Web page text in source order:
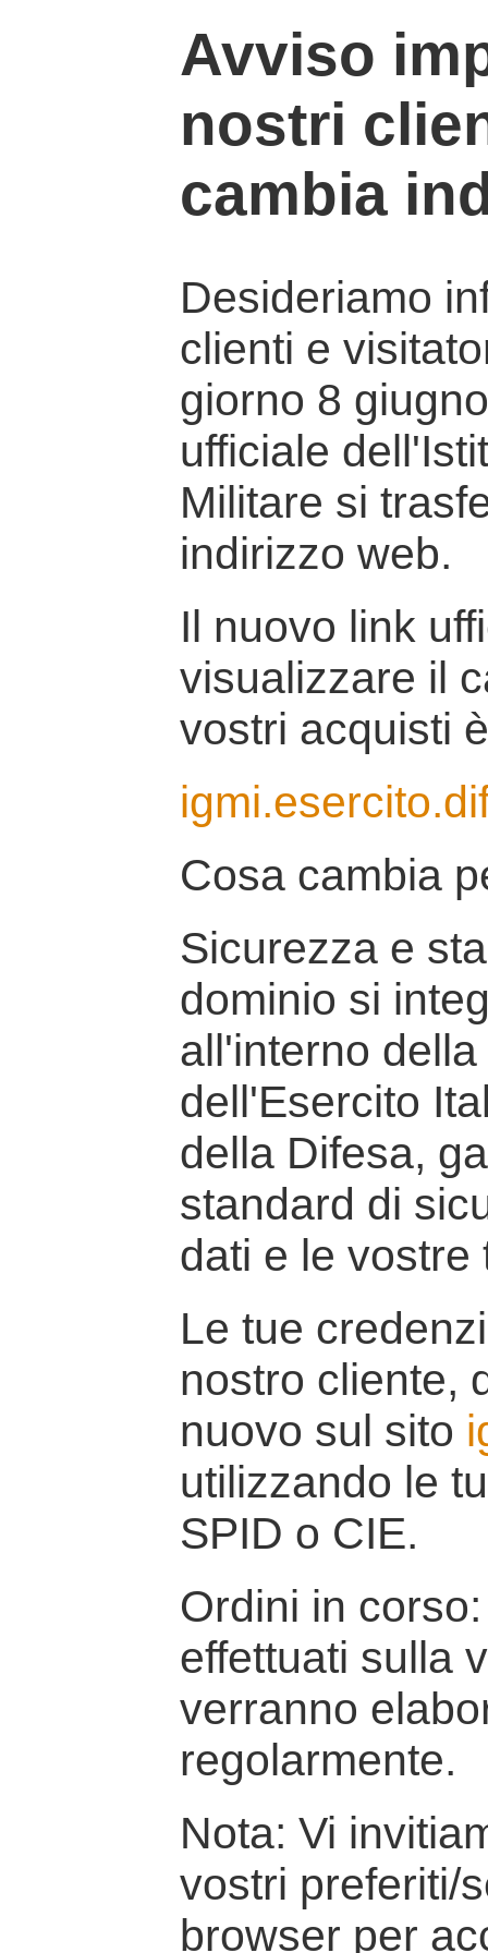
Avviso
nostri
cambia
Desideriamo
clienti e
giorno 8
ufficiale
Militare si
indirizzo web.
Il nuovo link
visualizzare il
vostri acquisti
Cosa cambia
Sicurezza e
dominio si
all'interno
dell'Esercito
della Difesa,
standard di
dati e le vostre
Le tue
nostro cliente,
nuovo sul sito
utilizzando le
SPID o CIE.
Ordini in
effettuati sulla
verranno
regolarmente.
Nota: Vi
vostri preferiti/
browser per